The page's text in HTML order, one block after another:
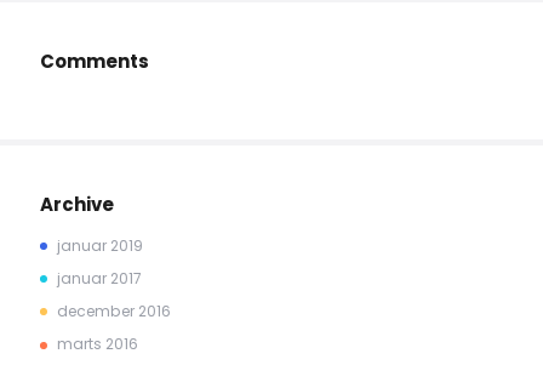
Comments
Archive
januar 2019
januar 2017
december 2016
marts 2016